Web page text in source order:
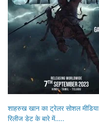
शाहरुख खान का ट्रेलर सोशल मीडिया
रिलीज डेट के बारे में…..